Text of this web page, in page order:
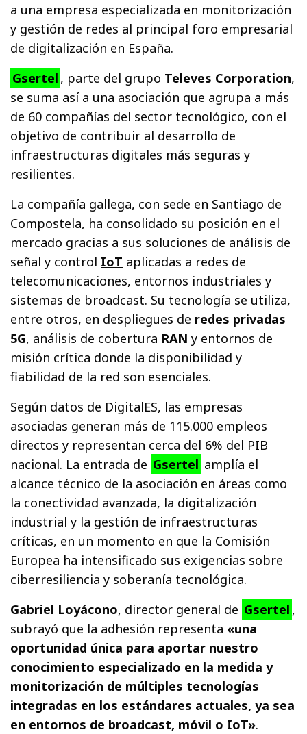
a una empresa especializada en monitorización
y gestión de redes al principal foro empresarial
de digitalización en España.
Gsertel , parte del grupo Televes Corporation,
se suma así a una asociación que agrupa a más
de 60 compañías del sector tecnológico, con el
objetivo de contribuir al desarrollo de
infraestructuras digitales más seguras y
resilientes.
La compañía gallega, con sede en Santiago de
Compostela, ha consolidado su posición en el
mercado gracias a sus soluciones de análisis de
señal y control IoT aplicadas a redes de
telecomunicaciones, entornos industriales y
sistemas de broadcast. Su tecnología se utiliza,
entre otros, en despliegues de redes privadas
5G, análisis de cobertura RAN y entornos de
misión crítica donde la disponibilidad y
fiabilidad de la red son esenciales.
Según datos de DigitalES, las empresas
asociadas generan más de 115.000 empleos
directos y representan cerca del 6% del PIB
nacional. La entrada de Gsertel amplía el
alcance técnico de la asociación en áreas como
la conectividad avanzada, la digitalización
industrial y la gestión de infraestructuras
críticas, en un momento en que la Comisión
Europea ha intensificado sus exigencias sobre
ciberresiliencia y soberanía tecnológica.
Gabriel Loyácono, director general de Gsertel ,
subrayó que la adhesión representa «una
oportunidad única para aportar nuestro
conocimiento especializado en la medida y
monitorización de múltiples tecnologías
integradas en los estándares actuales, ya sea
en entornos de broadcast, móvil o IoT».